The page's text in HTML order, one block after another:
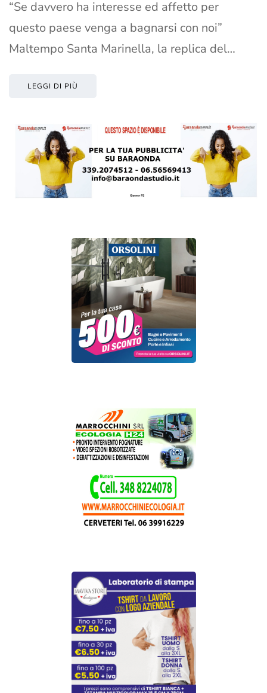
“Se davvero ha interesse ed affetto per
questo paese venga a bagnarsi con noi”
Maltempo Santa Marinella, la replica del…
LEGGI DI PIÙ